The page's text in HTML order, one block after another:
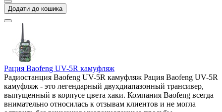
Додати до кошика
Рация Baofeng UV-5R камуфляж
Радиостанция Baofeng UV-5R камуфляж Рация Baofeng UV-5R
камуфляж - это легендарный двухдиапазонный трансивер,
выпущенный в корпусе цвета хаки. Компания Baofeng всегда
внимательно относилась к отзывам клиентов и не могла